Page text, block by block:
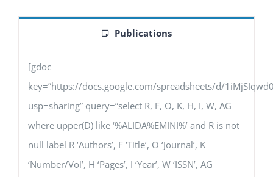
Publications
[gdoc
key=”https://docs.google.com/spreadsheets/d/
usp=sharing” query=”select R, F, O, K, H, I, W, AG
where upper(D) like ‘%ALIDA%EMINI%’ and R is not
null label R ‘Authors’, F ‘Title’, O ‘Journal’, K
‘Number/Vol’, H ‘Pages’, I ‘Year’, W ‘ISSN’, AG